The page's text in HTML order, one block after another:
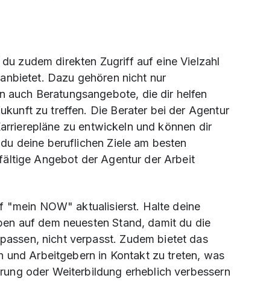
zudem direkten Zugriff auf eine Vielzahl
Dazu gehören nicht nur
auch Beratungsangebote, die dir helfen
zu treffen. Die Berater bei der Agentur
zu entwickeln und können dir
deine beruflichen Ziele am besten
Angebot der Agentur der Arbeit
"mein NOW" aktualisierst. Halte deine
auf dem neuesten Stand, damit du die
nicht verpasst. Zudem bietet das
Arbeitgebern in Kontakt zu treten, was
oder Weiterbildung erheblich verbessern